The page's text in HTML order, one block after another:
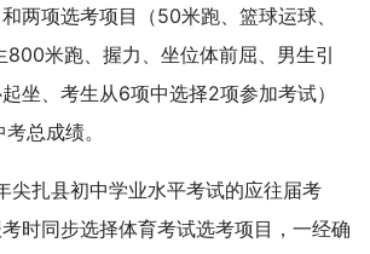
两项选考项目（50米跑、篮球运球、
800米跑、握力、坐位体前屈、男生引
坐、考生从6项中选择2项参加考试）
考总成绩。
尖扎县初中学业水平考试的应往届考
时同步选择体育考试选考项目，一经确